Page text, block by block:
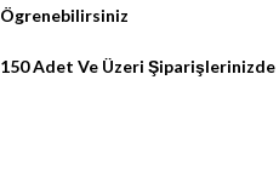
Ögrenebilirsiniz
150 Adet Ve Üzeri Şiparişlerinizde